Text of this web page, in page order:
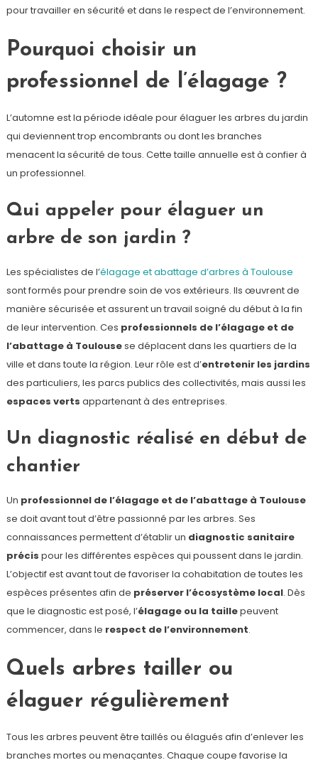
pour travailler en sécurité et dans le respect de l’environnement.
Pourquoi choisir un
professionnel de l’élagage ?
L’automne est la période idéale pour élaguer les arbres du jardin
qui deviennent trop encombrants ou dont les branches
menacent la sécurité de tous. Cette taille annuelle est à confier à
un professionnel.
Qui appeler pour élaguer un
arbre de son jardin ?
Les spécialistes de l’élagage et abattage d’arbres à Toulouse
sont formés pour prendre soin de vos extérieurs. Ils œuvrent de
manière sécurisée et assurent un travail soigné du début à la fin
de leur intervention. Ces professionnels de l’élagage et de
l’abattage à Toulousese déplacent dans les quartiers de la
ville et dans toute la région. Leur rôle est d’entretenir les jardins
des particuliers, les parcs publics des collectivités, mais aussi les
espaces verts appartenant à des entreprises.
Un diagnostic réalisé en début de
chantier
Un professionnel de l’élagage et de l’abattage à Toulouse
se doit avant tout d’être passionné par les arbres. Ses
connaissances permettent d’établir un diagnostic sanitaire
précis pour les différentes espèces qui poussent dans le jardin.
L’objectif est avant tout de favoriser la cohabitation de toutes les
espèces présentes afin de préserver l’écosystème local. Dès
que le diagnostic est posé, l’élagage ou la taillepeuvent
commencer, dans le respect de l’environnement.
Quels arbres tailler ou
élaguer régulièrement
Tous les arbres peuvent être taillés ou élagués afin d’enlever les
branches mortes ou menaçantes. Chaque coupe favorise la